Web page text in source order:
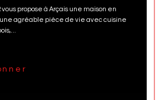
vous propose à Arçais une maison en
agréable pièce de vie avec cuisine